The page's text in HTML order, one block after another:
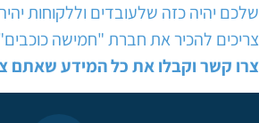
שלכם יהיה כזה שלעובדים וללקוחות
צריכים להכיר את חברת "חמישה
צרו קשר וקבלו את כל המידע שאתם